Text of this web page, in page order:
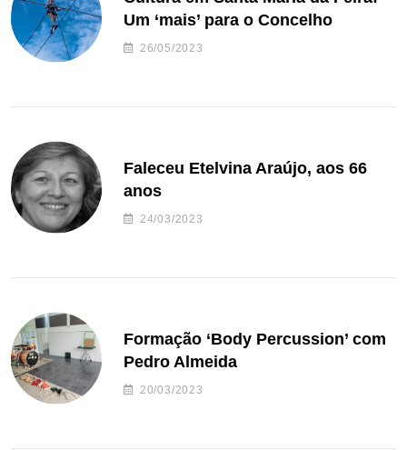
Um ‘mais’ para o Concelho
26/05/2023
Faleceu Etelvina Araújo, aos 66
anos
24/03/2023
Formação ‘Body Percussion’ com
Pedro Almeida
20/03/2023